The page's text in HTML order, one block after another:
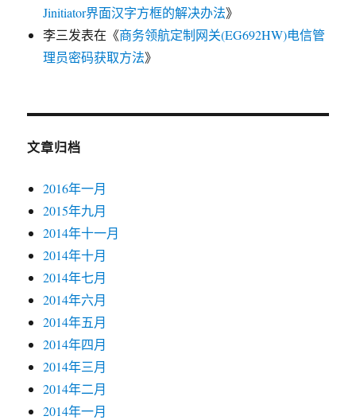
Jinitiator界面汉字方框的解决办法》
李三发表在《商务领航定制网关(EG692HW)电信管
理员密码获取方法》
文章归档
2016年一月
2015年九月
2014年十一月
2014年十月
2014年七月
2014年六月
2014年五月
2014年四月
2014年三月
2014年二月
2014年一月